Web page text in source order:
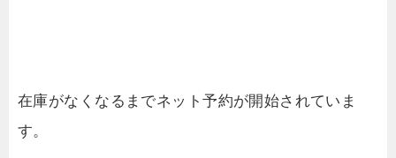
在庫がなくなるまでネット予約が開始されていま
す。